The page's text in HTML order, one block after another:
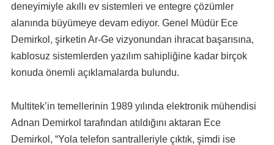
deneyimiyle akıllı ev sistemleri ve entegre çözümler
alanında büyümeye devam ediyor. Genel Müdür Ece
Demirkol, şirketin Ar-Ge vizyonundan ihracat başarısına,
kablosuz sistemlerden yazılım sahipliğine kadar birçok
konuda önemli açıklamalarda bulundu.
Multitek’in temellerinin 1989 yılında elektronik mühendisi
Adnan Demirkol tarafından atıldığını aktaran Ece
Demirkol, “Yola telefon santralleriyle çıktık, şimdi ise